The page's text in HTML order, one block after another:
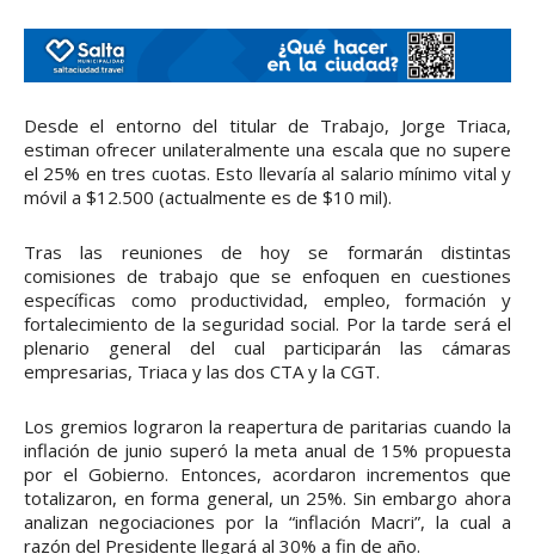
Desde el entorno del titular de Trabajo, Jorge Triaca,
estiman ofrecer unilateralmente una escala que no supere
el 25% en tres cuotas. Esto llevaría al salario mínimo vital y
móvil a $12.500 (actualmente es de $10 mil).
Tras las reuniones de hoy se formarán distintas
comisiones de trabajo que se enfoquen en cuestiones
específicas como productividad, empleo, formación y
fortalecimiento de la seguridad social. Por la tarde será el
plenario general del cual participarán las cámaras
empresarias, Triaca y las dos CTA y la CGT.
Los gremios lograron la reapertura de paritarias cuando la
inflación de junio superó la meta anual de 15% propuesta
por el Gobierno. Entonces, acordaron incrementos que
totalizaron, en forma general, un 25%. Sin embargo ahora
analizan negociaciones por la “inflación Macri”, la cual a
razón del Presidente llegará al 30% a fin de año.